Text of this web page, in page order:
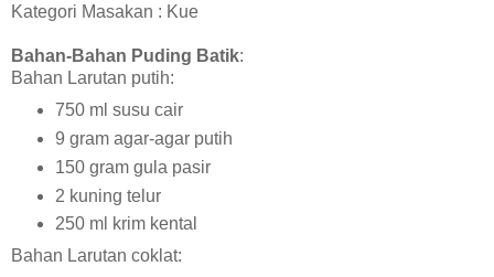
Kategori Masakan : Kue
Bahan-Bahan Puding Batik:
Bahan Larutan putih:
750 ml susu cair
9 gram agar-agar putih
150 gram gula pasir
2 kuning telur
250 ml krim kental
Bahan Larutan coklat: